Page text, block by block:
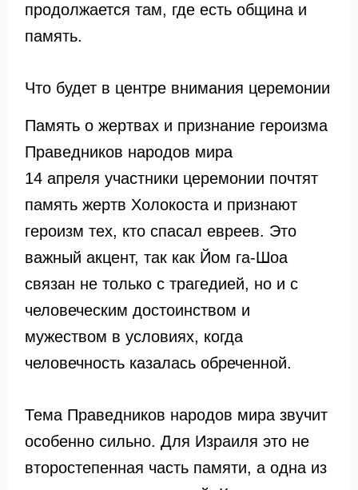
продолжается там, где есть община и
память.
Что будет в центре внимания церемонии
Память о жертвах и признание героизма
Праведников народов мира
14 апреля участники церемонии почтят
память жертв Холокоста и признают
героизм тех, кто спасал евреев. Это
важный акцент, так как Йом га-Шоа
связан не только с трагедией, но и с
человеческим достоинством и
мужеством в условиях, когда
человечность казалась обреченной.
Тема Праведников народов мира звучит
особенно сильно. Для Израиля это не
второстепенная часть памяти, а одна из